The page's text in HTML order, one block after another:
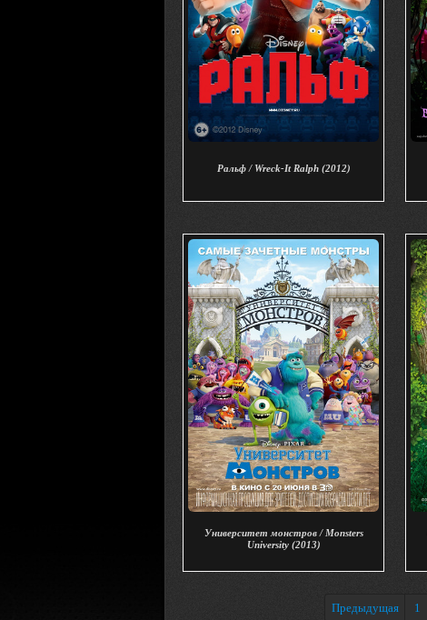
Ральф / Wreck-It Ralph (2012)
Университет монстров / Monsters
University (2013)
Предыдущая 1